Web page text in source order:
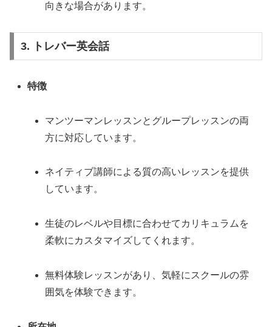
向きな場合があります。
3. トレバー英会話
特徴
マンツーマンレッスンとグループレッスンの両
方に対応しています。
ネイティブ講師による質の高いレッスンを提供
しています。
生徒のレベルや目標に合わせてカリキュラムを
柔軟にカスタマイズしてくれます。
無料体験レッスンがあり、気軽にスクールの雰
囲気を体験できます。